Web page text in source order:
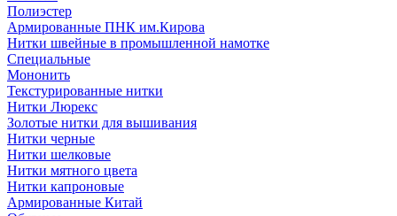
Полиэстер
Армированные ПНК им.Кирова
Нитки швейные в промышленной намотке
Специальные
Мононить
Текстурированные нитки
Нитки Люрекс
Золотые нитки для вышивания
Нитки черные
Нитки шелковые
Нитки мятного цвета
Нитки капроновые
Армированные Китай